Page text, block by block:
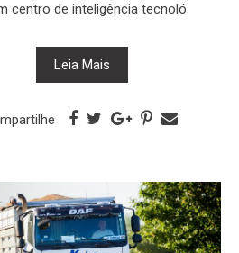
centro de inteligência tecnoló
Leia Mais